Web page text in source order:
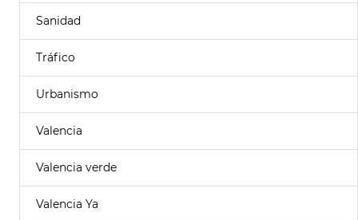
Sanidad
Tráfico
Urbanismo
Valencia
Valencia verde
Valencia Ya